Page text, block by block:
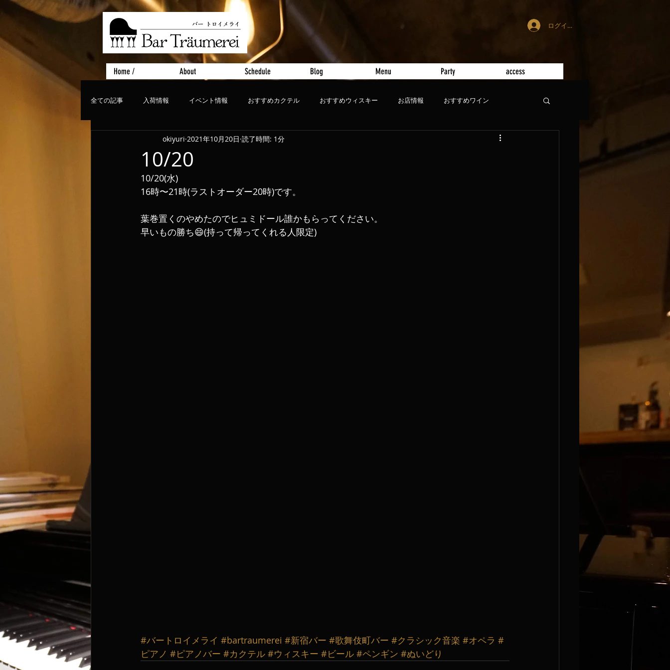
ログイン
Home / About Schedule Blog Menu Party access
全ての記事 入荷情報 イベント情報 おすすめカクテル おすすめウィスキー お店情報 おすすめワイン
ライブ、コンサート おすすめビール
10/20
okiyuri 2021年10月20日 読了時間: 1分
10/20(水)
16時〜21時(ラストオーダー20時)です。
葉巻置くのやめたのでヒュミドール誰かもらってください。
早いもの勝ち😄(持って帰ってくれる人限定)
#バートロイメライ #bartraumerei #新宿バー #歌舞伎町バー #クラシック音楽 #オペラ #
ピアノ #ピアノバー #カクテル #ウィスキー #ビール #ペンギン #ぬいどり